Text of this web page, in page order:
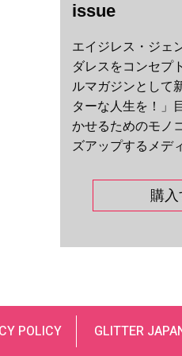
issue
エイジレス・ジェ
ダレスをコンセプ
ルマガジンとして
ターな人生を！」
かせるためのモノ
ズアップするメデ
購入
POLICY GLITTER